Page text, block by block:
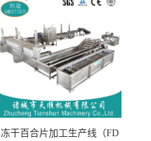
流水线）
冻干百合片加工生产线（FD